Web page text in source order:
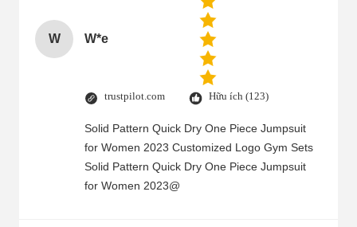
W W*e
trustpilot.com Hữu ích (123)
Solid Pattern Quick Dry One Piece Jumpsuit
for Women 2023 Customized Logo Gym Sets
Solid Pattern Quick Dry One Piece Jumpsuit
for Women 2023@